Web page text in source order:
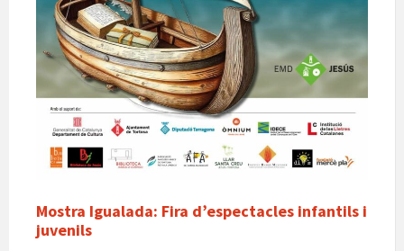
Mostra Igualada: Fira d’espectacles infantils i
juvenils